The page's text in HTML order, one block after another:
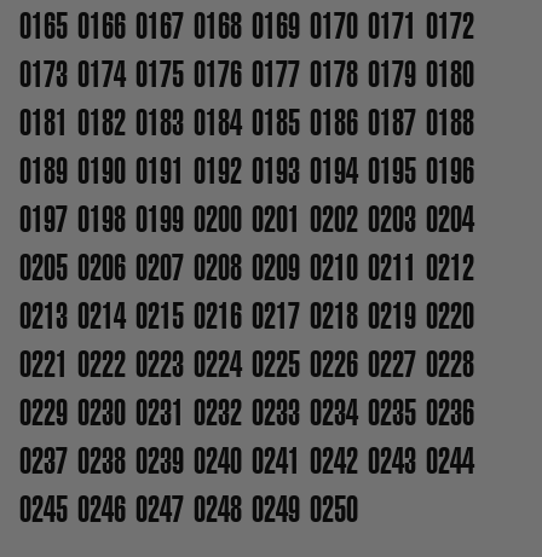
0165 0166 0167 0168 0169 0170 0171 0172
0173 0174 0175 0176 0177 0178 0179 0180
0181 0182 0183 0184 0185 0186 0187 0188
0189 0190 0191 0192 0193 0194 0195 0196
0197 0198 0199 0200 0201 0202 0203 0204
0205 0206 0207 0208 0209 0210 0211 0212
0213 0214 0215 0216 0217 0218 0219 0220
0221 0222 0223 0224 0225 0226 0227 0228
0229 0230 0231 0232 0233 0234 0235 0236
0237 0238 0239 0240 0241 0242 0243 0244
0245 0246 0247 0248 0249 0250